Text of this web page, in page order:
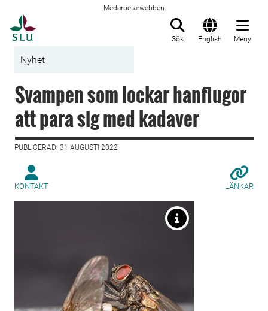
Medarbetarwebben
Sök English Meny
Nyhet
Svampen som lockar hanflugor
att para sig med kadaver
PUBLICERAD: 31 AUGUSTI 2022
KONTAKT LÄNKAR